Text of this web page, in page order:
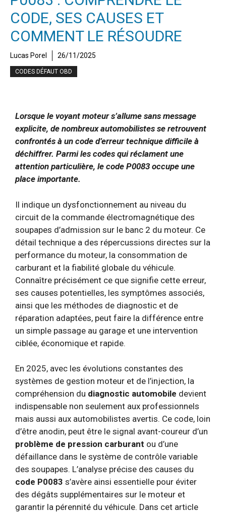
CODE, SES CAUSES ET
COMMENT LE RÉSOUDRE
Lucas Porel 26/11/2025
CODES DÉFAUT OBD
Lorsque le voyant moteur s’allume sans message
explicite, de nombreux automobilistes se retrouvent
confrontés à un code d’erreur technique difficile à
déchiffrer. Parmi les codes qui réclament une
attention particulière, le code P0083 occupe une
place importante.
Il indique un dysfonctionnement au niveau du
circuit de la commande électromagnétique des
soupapes d’admission sur le banc 2 du moteur. Ce
détail technique a des répercussions directes sur la
performance du moteur, la consommation de
carburant et la fiabilité globale du véhicule.
Connaître précisément ce que signifie cette erreur,
ses causes potentielles, les symptômes associés,
ainsi que les méthodes de diagnostic et de
réparation adaptées, peut faire la différence entre
un simple passage au garage et une intervention
ciblée, économique et rapide.
En 2025, avec les évolutions constantes des
systèmes de gestion moteur et de l’injection, la
compréhension du diagnostic automobile devient
indispensable non seulement aux professionnels
mais aussi aux automobilistes avertis. Ce code, loin
d’être anodin, peut être le signal avant-coureur d’un
problème de pression carburant ou d’une
défaillance dans le système de contrôle variable
des soupapes. L’analyse précise des causes du
code P0083 s’avère ainsi essentielle pour éviter
des dégâts supplémentaires sur le moteur et
garantir la pérennité du véhicule. Dans cet article